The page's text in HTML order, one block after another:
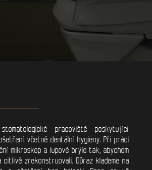
pracoviště poskytující
včetně dentální hygieny. Při práci
mikroskop a lupové brýle tak, abychom
zrekonstruovali. Důraz klademe na